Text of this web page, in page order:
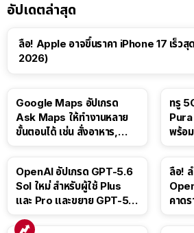
อัปเดตล่าสุด
ลือ! Apple อาจขึ้นราคา iPhone 17 เร็วสุ
2026)
Google Maps อัปเกรด
Ask Maps ให้ทำงานหลาย
ขั้นตอนได้ เช่น สั่งอาหาร,
ทรู
พร้อ
OpenAI อัปเกรด GPT-5.6
Sol ใหม่ สำหรับผู้ใช้ Plus
และ Pro และขยาย GPT-5.6
ลือ!
คาด